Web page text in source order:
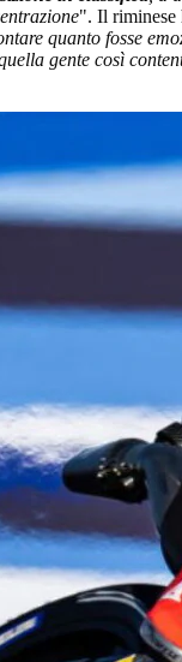
". Il riminese
quanto fosse
gente così